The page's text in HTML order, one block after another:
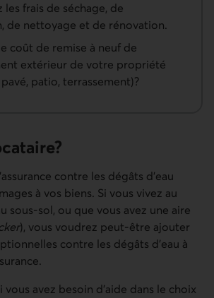
les frais de séchage, de
de nettoyage et de rénovation.
coût de remise à neuf de
extérieur de votre propriété
patio, terrassement)?
contre les dégâts d’eau
à vos biens. Si vous vivez au
sous-sol, ou que vous avez une aire
), vous voudrez peut-être ajouter
contre les dégâts d’eau à
avez besoin d'aide dans le choix